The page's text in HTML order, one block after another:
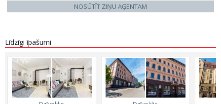
NOSŪTĪT ZIŅU AĢENTAM
Līdzīgi īpašumi